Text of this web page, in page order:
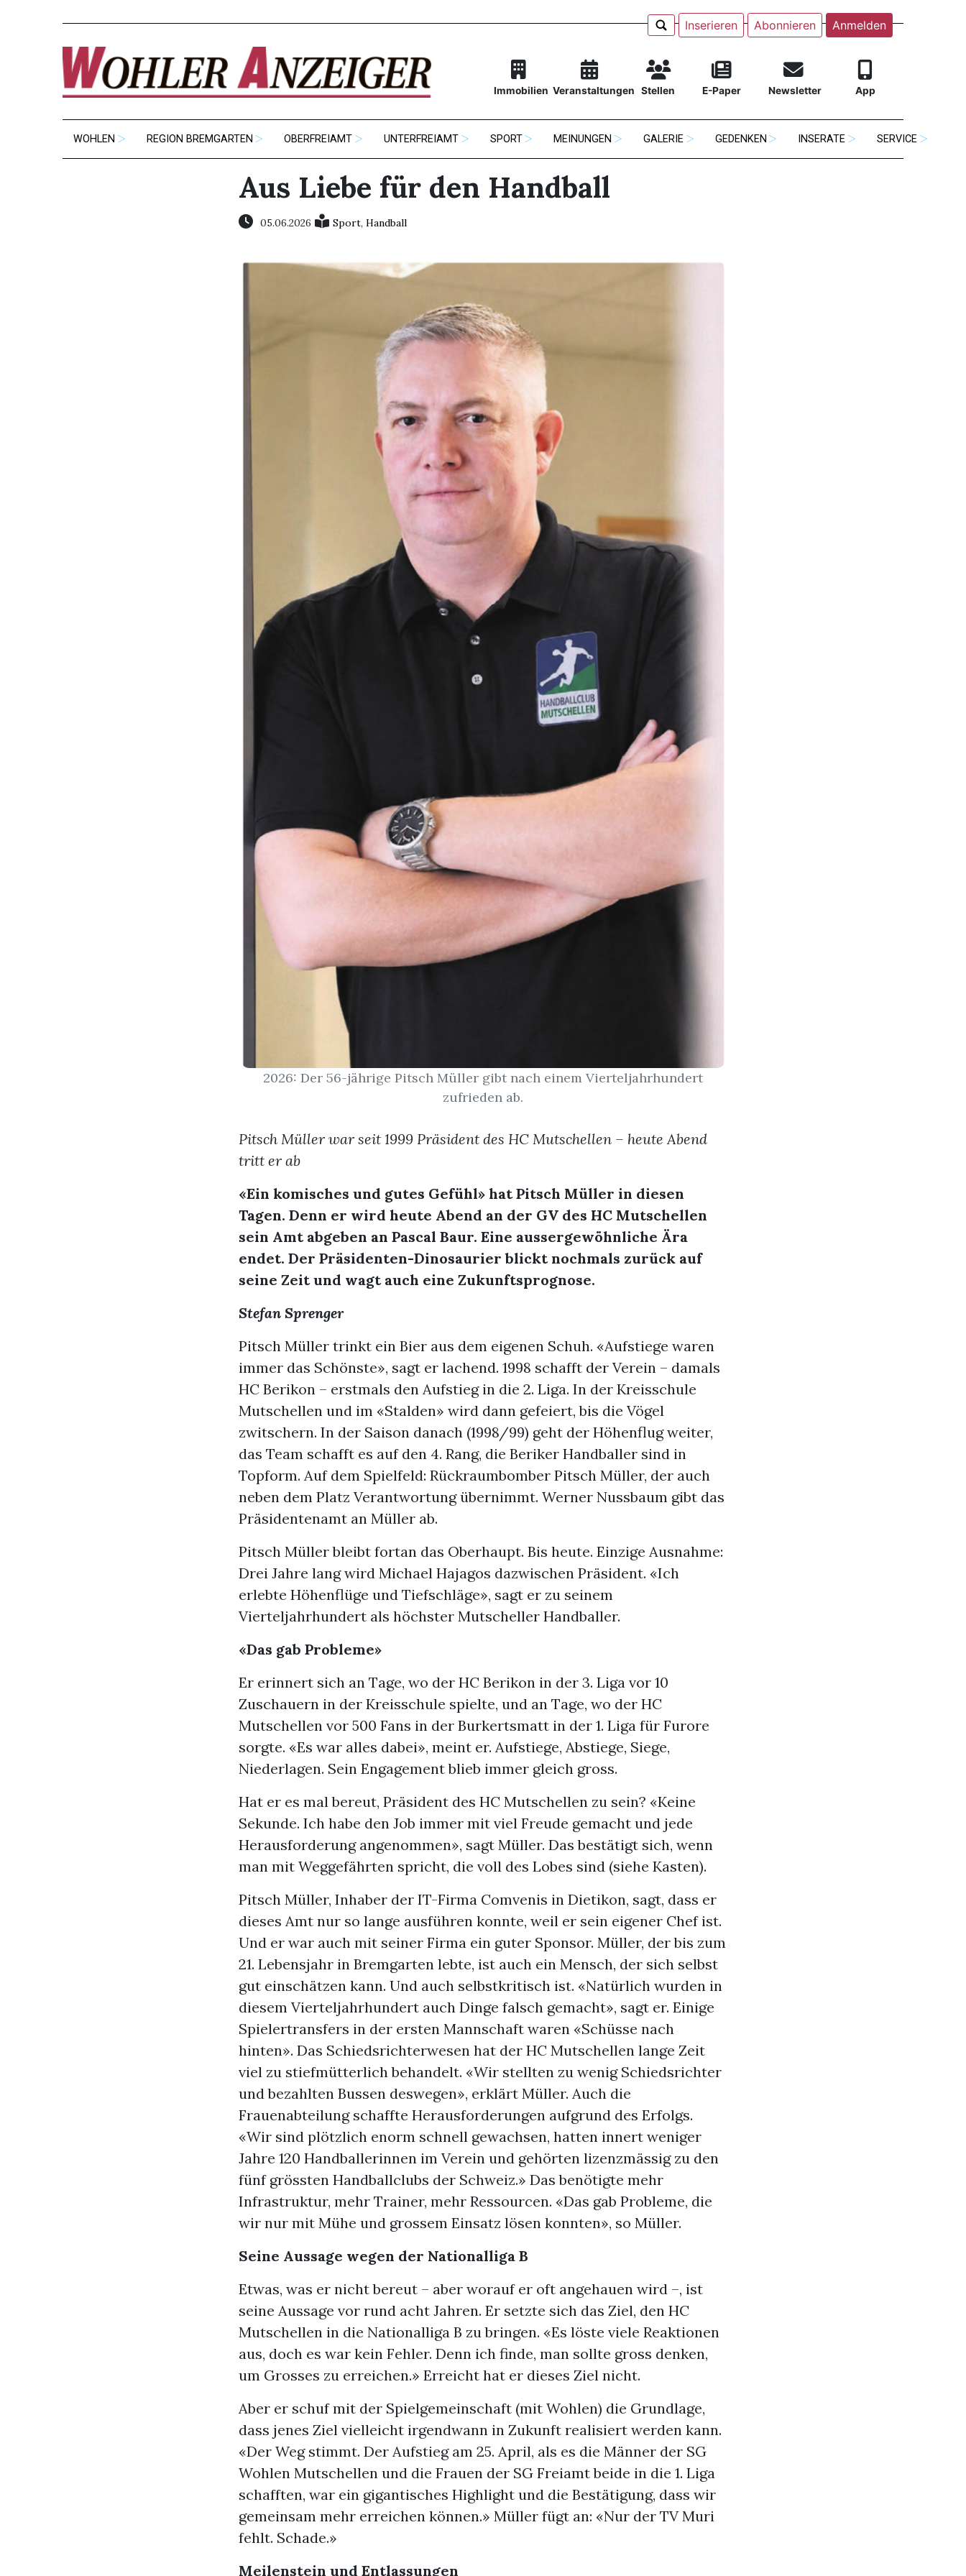
Inserieren Abonnieren Anmelden
Immobilien Veranstaltungen Stellen E-Paper Newsletter App
WOHLEN REGION BREMGARTEN OBERFREIAMT UNTERFREIAMT SPORT MEINUNGEN GALERIE GEDENKEN INSERATE SERVICE
Aus Liebe für den Handball
05.06.2026 Sport, Handball
2026: Der 56-jährige Pitsch Müller gibt nach einem Vierteljahrhundert
zufrieden ab.
Pitsch Müller war seit 1999 Präsident des HC Mutschellen – heute Abend
tritt er ab
«Ein komisches und gutes Gefühl» hat Pitsch Müller in diesen
Tagen. Denn er wird heute Abend an der GV des HC Mutschellen
sein Amt abgeben an Pascal Baur. Eine aussergewöhnliche Ära
endet. Der Präsidenten-Dinosaurier blickt nochmals zurück auf
seine Zeit und wagt auch eine Zukunftsprognose.
Stefan Sprenger
Pitsch Müller trinkt ein Bier aus dem eigenen Schuh. «Aufstiege waren
immer das Schönste», sagt er lachend. 1998 schafft der Verein – damals
HC Berikon – erstmals den Aufstieg in die 2. Liga. In der Kreisschule
Mutschellen und im «Stalden» wird dann gefeiert, bis die Vögel
zwitschern. In der Saison danach (1998/99) geht der Höhenflug weiter,
das Team schafft es auf den 4. Rang, die Beriker Handballer sind in
Topform. Auf dem Spielfeld: Rückraumbomber Pitsch Müller, der auch
neben dem Platz Verantwortung übernimmt. Werner Nussbaum gibt das
Präsidentenamt an Müller ab.
Pitsch Müller bleibt fortan das Oberhaupt. Bis heute. Einzige Ausnahme:
Drei Jahre lang wird Michael Hajagos dazwischen Präsident. «Ich
erlebte Höhenflüge und Tiefschläge», sagt er zu seinem
Vierteljahrhundert als höchster Mutscheller Handballer.
«Das gab Probleme»
Er erinnert sich an Tage, wo der HC Berikon in der 3. Liga vor 10
Zuschauern in der Kreisschule spielte, und an Tage, wo der HC
Mutschellen vor 500 Fans in der Burkertsmatt in der 1. Liga für Furore
sorgte. «Es war alles dabei», meint er. Aufstiege, Abstiege, Siege,
Niederlagen. Sein Engagement blieb immer gleich gross.
Hat er es mal bereut, Präsident des HC Mutschellen zu sein? «Keine
Sekunde. Ich habe den Job immer mit viel Freude gemacht und jede
Herausforderung angenommen», sagt Müller. Das bestätigt sich, wenn
man mit Weggefährten spricht, die voll des Lobes sind (siehe Kasten).
Pitsch Müller, Inhaber der IT-Firma Comvenis in Dietikon, sagt, dass er
dieses Amt nur so lange ausführen konnte, weil er sein eigener Chef ist.
Und er war auch mit seiner Firma ein guter Sponsor. Müller, der bis zum
21. Lebensjahr in Bremgarten lebte, ist auch ein Mensch, der sich selbst
gut einschätzen kann. Und auch selbstkritisch ist. «Natürlich wurden in
diesem Vierteljahrhundert auch Dinge falsch gemacht», sagt er. Einige
Spielertransfers in der ersten Mannschaft waren «Schüsse nach
hinten». Das Schiedsrichterwesen hat der HC Mutschellen lange Zeit
viel zu stiefmütterlich behandelt. «Wir stellten zu wenig Schiedsrichter
und bezahlten Bussen deswegen», erklärt Müller. Auch die
Frauenabteilung schaffte Herausforderungen aufgrund des Erfolgs.
«Wir sind plötzlich enorm schnell gewachsen, hatten innert weniger
Jahre 120 Handballerinnen im Verein und gehörten lizenzmässig zu den
fünf grössten Handballclubs der Schweiz.» Das benötigte mehr
Infrastruktur, mehr Trainer, mehr Ressourcen. «Das gab Probleme, die
wir nur mit Mühe und grossem Einsatz lösen konnten», so Müller.
Seine Aussage wegen der Nationalliga B
Etwas, was er nicht bereut – aber worauf er oft angehauen wird –, ist
seine Aussage vor rund acht Jahren. Er setzte sich das Ziel, den HC
Mutschellen in die Nationalliga B zu bringen. «Es löste viele Reaktionen
aus, doch es war kein Fehler. Denn ich finde, man sollte gross denken,
um Grosses zu erreichen.» Erreicht hat er dieses Ziel nicht.
Aber er schuf mit der Spielgemeinschaft (mit Wohlen) die Grundlage,
dass jenes Ziel vielleicht irgendwann in Zukunft realisiert werden kann.
«Der Weg stimmt. Der Aufstieg am 25. April, als es die Männer der SG
Wohlen Mutschellen und die Frauen der SG Freiamt beide in die 1. Liga
schafften, war ein gigantisches Highlight und die Bestätigung, dass wir
gemeinsam mehr erreichen können.» Müller fügt an: «Nur der TV Muri
fehlt. Schade.»
Meilenstein und Entlassungen